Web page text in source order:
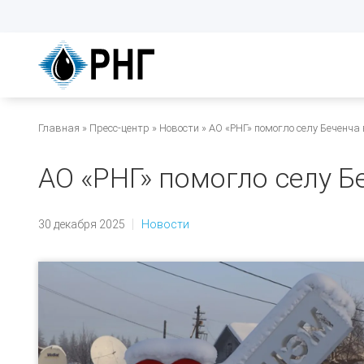
основному
содержанию
Строка
навигации
Главная Пресс-центр Новости АО «РНГ» помогло селу Беченча
АО «РНГ» помогло селу
30 декабря 2025 Новости